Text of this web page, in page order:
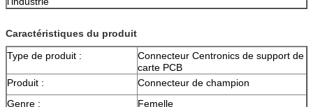
Caractéristiques du produit
Type de produit :
Connecteur Centronics de support de
carte PCB
Produit :
Connecteur de champion
Genre :
Femelle